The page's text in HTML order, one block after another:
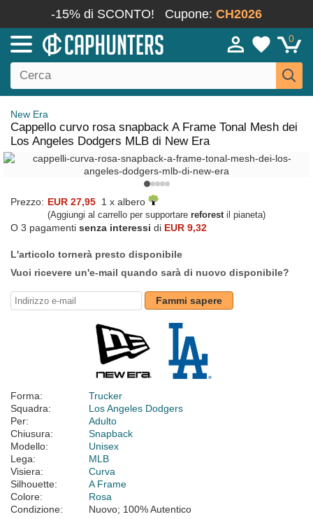
-15% di SCONTO! Cupone: CH2026
0
New Era
Cappello curvo rosa snapback A Frame Tonal Mesh dei
Los Angeles Dodgers MLB di New Era
Prezzo: EUR 27,95 1 x albero
(Aggiungi al carrello per supportare reforestil pianeta)
O 3 pagamenti senza interessi di EUR 9,32
L'articolo tornerà presto disponibile
Vuoi ricevere un'e-mail quando sarà di nuovo disponibile?
Fammi sapere
Forma:
Trucker
Squadra:
Los Angeles Dodgers
Per:
Adulto
Chiusura:
Snapback
Modello:
Unisex
Lega:
MLB
Visiera:
Curva
Silhouette:
A Frame
Colore:
Rosa
Condizione:
Nuovo; 100% Autentico